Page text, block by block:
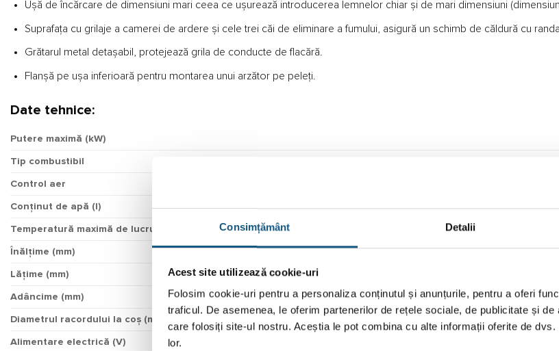
Consimțământ Detalii
Acest site utilizează cookie-uri
Folosim cookie-uri pentru a personaliza conținutul și anunțurile, pentru a oferi
traficul. De asemenea, le oferim partenerilor de rețele sociale, de publicitate și
care folosiți site-ul nostru. Aceștia le pot combina cu alte informații oferite de
lor.
Ușă de încărcare de dimensiuni mari ceea ce ușurează introducerea lemnelor chiar și de mari dimensiuni
Suprafața cu grilaje a camerei de ardere și cele trei căi de eliminare a fumului, asigură un schimb de căldură cu
Grătarul metal detașabil, protejează grila de conducte de flacără.
Flanșă pe ușa inferioară pentru montarea unui arzător pe peleţi.
Date tehnice:
Putere maximă (kW)
Tip combustibil
Control aer
Conținut de apă (l)
Temperatură maximă de lucru (°C)
Înălțime (mm)
Lățime (mm)
Adâncime (mm)
Diametrul racordului la coș (mm)
Alimentare electrică (V)